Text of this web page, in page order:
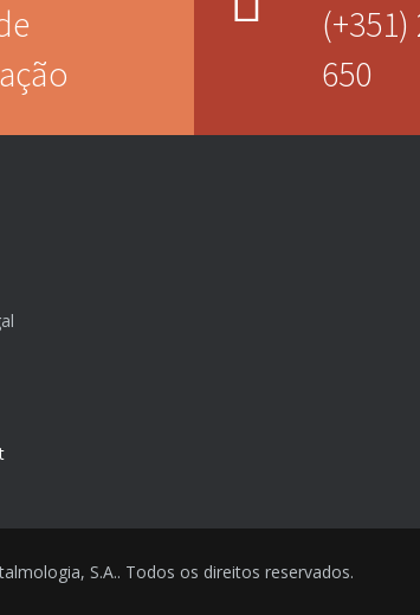
(+351)
650
S.A.. Todos os direitos reservados.